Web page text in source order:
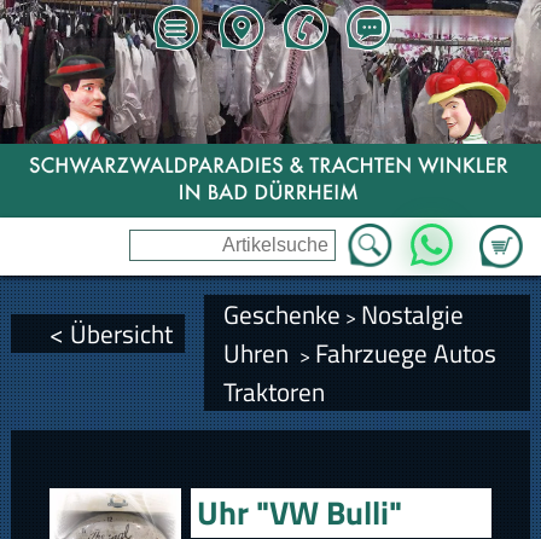
Zum
WhatsApp
< Übersicht Geschenke > Nostalgie
Uhren > Fahrzuege Autos
Traktoren
Uhr "VW Bulli"